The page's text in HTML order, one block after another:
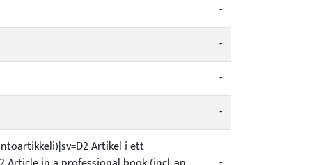
-
-
-
-
Artikel i ett